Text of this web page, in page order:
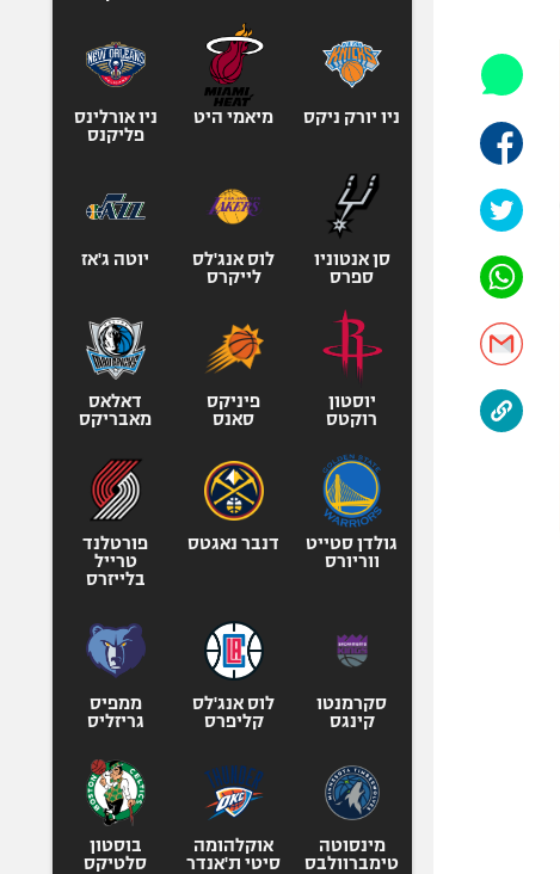
אופניים
ספורט מוטורי
כדורמים
בייסבול MLB
ספורט אתגרי
אומנויות לחימה
ניו יורק ניקס מיאמי היט
ניו אורלינס
פליקנס
סן אנטוניו
ספרס
לוס אנג'לס
לייקרס
יוטה ג'אז
יוסטון
רוקטס
פיניקס
סאנס
דאלאס
מאבריקס
גולדן סטייט
ווריורס
דנבר נאגטס
פורטלנד
טרייל
בלייזרס
סקרמנטו
קינגס
לוס אנג'לס
קליפרס
ממפיס
גריזליס
מינסוטה
טימברוולבס
אוקלהומה
סיטי ת'אנדר
בוסטון
סלטיקס